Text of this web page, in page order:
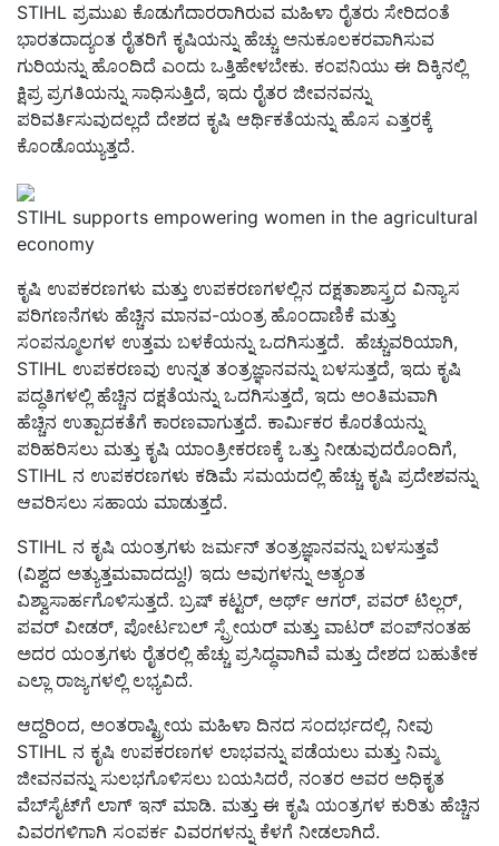
STIHL ಪ್ರಮುಖ ಕೊಡುಗೆದಾರರಾಗಿರುವ ಮಹಿಳಾ ರೈತರು ಸೇರಿದಂತೆ
ಭಾರತದಾದ್ಯಂತ ರೈತರಿಗೆ ಕೃಷಿಯನ್ನು ಹೆಚ್ಚು ಅನುಕೂಲಕರವಾಗಿಸುವ
ಗುರಿಯನ್ನು ಹೊಂದಿದೆ ಎಂದು ಒತ್ತಿಹೇಳಬೇಕು. ಕಂಪನಿಯು ಈ ದಿಕ್ಕಿನಲ್ಲಿ
ಕ್ಷಿಪ್ರ ಪ್ರಗತಿಯನ್ನು ಸಾಧಿಸುತ್ತಿದೆ, ಇದು ರೈತರ ಜೀವನವನ್ನು
ಪರಿವರ್ತಿಸುವುದಲ್ಲದೆ ದೇಶದ ಕೃಷಿ ಆರ್ಥಿಕತೆಯನ್ನು ಹೊಸ ಎತ್ತರಕ್ಕೆ
ಕೊಂಡೊಯ್ಯುತ್ತದೆ.
STIHL supports empowering women in the agricultural
economy
ಕೃಷಿ ಉಪಕರಣಗಳು ಮತ್ತು ಉಪಕರಣಗಳಲ್ಲಿನ ದಕ್ಷತಾಶಾಸ್ತ್ರದ ವಿನ್ಯಾಸ
ಪರಿಗಣನೆಗಳು ಹೆಚ್ಚಿನ ಮಾನವ-ಯಂತ್ರ ಹೊಂದಾಣಿಕೆ ಮತ್ತು
ಸಂಪನ್ಮೂಲಗಳ ಉತ್ತಮ ಬಳಕೆಯನ್ನು ಒದಗಿಸುತ್ತದೆ. ಹೆಚ್ಚುವರಿಯಾಗಿ,
STIHL ಉಪಕರಣವು ಉನ್ನತ ತಂತ್ರಜ್ಞಾನವನ್ನು ಬಳಸುತ್ತದೆ, ಇದು ಕೃಷಿ
ಪದ್ಧತಿಗಳಲ್ಲಿ ಹೆಚ್ಚಿನ ದಕ್ಷತೆಯನ್ನು ಒದಗಿಸುತ್ತದೆ, ಇದು ಅಂತಿಮವಾಗಿ
ಹೆಚ್ಚಿನ ಉತ್ಪಾದಕತೆಗೆ ಕಾರಣವಾಗುತ್ತದೆ. ಕಾರ್ಮಿಕರ ಕೊರತೆಯನ್ನು
ಪರಿಹರಿಸಲು ಮತ್ತು ಕೃಷಿ ಯಾಂತ್ರೀಕರಣಕ್ಕೆ ಒತ್ತು ನೀಡುವುದರೊಂದಿಗೆ,
STIHL ನ ಉಪಕರಣಗಳು ಕಡಿಮೆ ಸಮಯದಲ್ಲಿ ಹೆಚ್ಚು ಕೃಷಿ ಪ್ರದೇಶವನ್ನು
ಆವರಿಸಲು ಸಹಾಯ ಮಾಡುತ್ತದೆ.
STIHL ನ ಕೃಷಿ ಯಂತ್ರಗಳು ಜರ್ಮನ್ ತಂತ್ರಜ್ಞಾನವನ್ನು ಬಳಸುತ್ತವೆ
(ವಿಶ್ವದ ಅತ್ಯುತ್ತಮವಾದದ್ದು!) ಇದು ಅವುಗಳನ್ನು ಅತ್ಯಂತ
ವಿಶ್ವಾಸಾರ್ಹಗೊಳಿಸುತ್ತದೆ. ಬ್ರಷ್ ಕಟ್ಟರ್, ಅರ್ಥ್ ಆಗರ್, ಪವರ್ ಟಿಲ್ಲರ್,
ಪವರ್ ವೀಡರ್, ಪೋರ್ಟಬಲ್ ಸ್ಪ್ರೇಯರ್ ಮತ್ತು ವಾಟರ್ ಪಂಪ್‌ನಂತಹ
ಅದರ ಯಂತ್ರಗಳು ರೈತರಲ್ಲಿ ಹೆಚ್ಚು ಪ್ರಸಿದ್ಧವಾಗಿವೆ ಮತ್ತು ದೇಶದ ಬಹುತೇಕ
ಎಲ್ಲಾ ರಾಜ್ಯಗಳಲ್ಲಿ ಲಭ್ಯವಿದೆ.
ಆದ್ದರಿಂದ, ಅಂತರಾಷ್ಟ್ರೀಯ ಮಹಿಳಾ ದಿನದ ಸಂದರ್ಭದಲ್ಲಿ, ನೀವು
STIHL ನ ಕೃಷಿ ಉಪಕರಣಗಳ ಲಾಭವನ್ನು ಪಡೆಯಲು ಮತ್ತು ನಿಮ್ಮ
ಜೀವನವನ್ನು ಸುಲಭಗೊಳಿಸಲು ಬಯಸಿದರೆ, ನಂತರ ಅವರ ಅಧಿಕೃತ
ವೆಬ್‌ಸೈಟ್‌ಗೆ ಲಾಗ್ ಇನ್ ಮಾಡಿ. ಮತ್ತು ಈ ಕೃಷಿ ಯಂತ್ರಗಳ ಕುರಿತು ಹೆಚ್ಚಿನ
ವಿವರಗಳಿಗಾಗಿ ಸಂಪರ್ಕ ವಿವರಗಳನ್ನು ಕೆಳಗೆ ನೀಡಲಾಗಿದೆ.